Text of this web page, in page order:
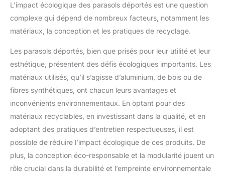
toile avec précision au-dessus
des tables, des chaises ou des
espaces de détente, sans
encombrer le sol, tout en offrant
réception dans le jardin, le thé
sur la terrasse ou le moment de
détente au bord de la piscine,
ce parasol inclinable convient à
extérieurs Tipps: Il est
de plus de 70 kg
déporté inclinable rotatif s’adapte à chaque moment de la
une terrasse, un balcon ou dans votre jardin. STRUCTURE
SOLIDE ET ACCESSOIRES PRATIQUES INCLUS - Conçu en
acier thermolaqué, ce parasol deporte assure stabilité et
parasol résistant au vent. Livré avec housse et sangle, ce
l’emploi toute l’année.
L’impact écologique des parasols déportés est une question
complexe qui dépend de nombreux facteurs, notamment les
matériaux, la conception et les pratiques de recyclage.
Les parasols déportés, bien que prisés pour leur utilité et leur
esthétique, présentent des défis écologiques importants. Les
matériaux utilisés, qu’il s’agisse d’aluminium, de bois ou de
fibres synthétiques, ont chacun leurs avantages et
inconvénients environnementaux. En optant pour des
matériaux recyclables, en investissant dans la qualité, et en
adoptant des pratiques d’entretien respectueuses, il est
possible de réduire l’impact écologique de ces produits. De
plus, la conception éco-responsable et la modularité jouent un
rôle crucial dans la durabilité et l’empreinte environnementale